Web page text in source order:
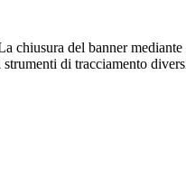
chiusura del banner
di tracciamento